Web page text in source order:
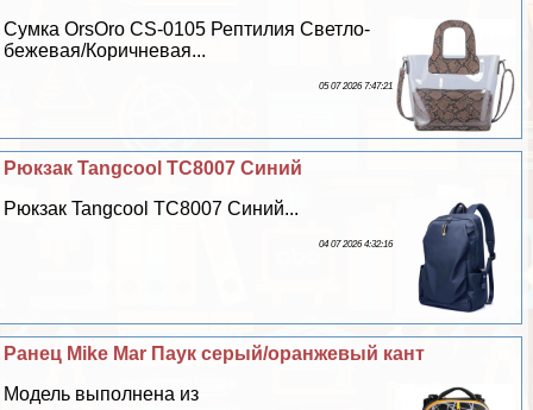
Сумка OrsOro CS-0105 Рептилия Светло-
бежевая/Коричневая...
05 07 2026 7:47:21
Рюкзак Tangcool TC8007 Синий
Рюкзак Tangcool TC8007 Синий...
04 07 2026 4:32:16
Ранец Mike Mar Паук серый/оранжевый кант
Модель выполнена из